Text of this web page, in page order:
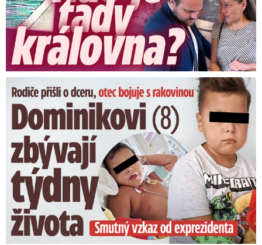
Dominikovi (8) zbývají týdny života: Vzkaz od exprezidenta